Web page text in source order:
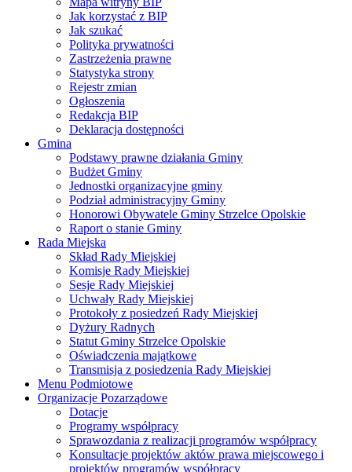
Jak korzystać z BIP
Jak szukać
Polityka prywatności
Zastrzeżenia prawne
Statystyka strony
Rejestr zmian
Ogłoszenia
Redakcja BIP
Deklaracja dostępności
Gmina
Podstawy prawne działania Gminy
Budżet Gminy
Jednostki organizacyjne gminy
Podział administracyjny Gminy
Honorowi Obywatele Gminy Strzelce Opolskie
Raport o stanie Gminy
Rada Miejska
Skład Rady Miejskiej
Komisje Rady Miejskiej
Sesje Rady Miejskiej
Uchwały Rady Miejskiej
Protokoły z posiedzeń Rady Miejskiej
Dyżury Radnych
Statut Gminy Strzelce Opolskie
Oświadczenia majątkowe
Transmisja z posiedzenia Rady Miejskiej
Menu Podmiotowe
Organizacje Pozarządowe
Dotacje
Programy współpracy
Sprawozdania z realizacji programów współpracy
Konsultacje projektów aktów prawa miejscowego i
projektów programów współpracy